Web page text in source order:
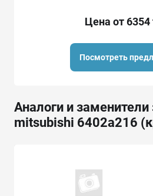
Цена от 6354
Посмотреть
Аналоги и заменители
mitsubishi 6402a216